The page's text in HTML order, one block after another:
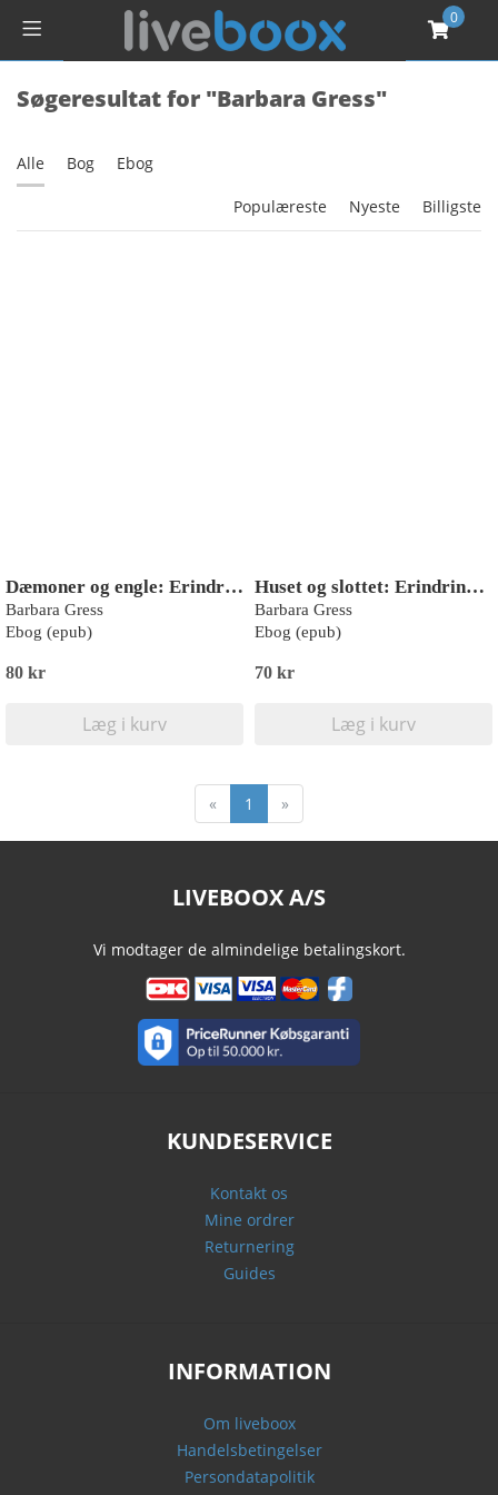
0
Søgeresultat for "Barbara Gress"
Alle Bog Ebog
Populæreste Nyeste Billigste
Dæmoner og engle: Erindringsroman
Barbara Gress
Ebog (epub)
80 kr
Læg i kurv
Huset og slottet: Erindringsroman
Barbara Gress
Ebog (epub)
70 kr
Læg i kurv
« 1 »
LIVEBOOX A/S
Vi modtager de almindelige betalingskort.
KUNDESERVICE
Kontakt os
Mine ordrer
Returnering
Guides
INFORMATION
Om liveboox
Handelsbetingelser
Persondatapolitik